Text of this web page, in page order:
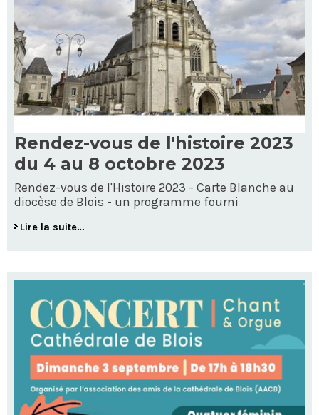
Rendez-vous de l'histoire 2023
du 4 au 8 octobre 2023
Rendez-vous de l'Histoire 2023 - Carte Blanche au
diocèse de Blois - un programme fourni
Lire la suite…